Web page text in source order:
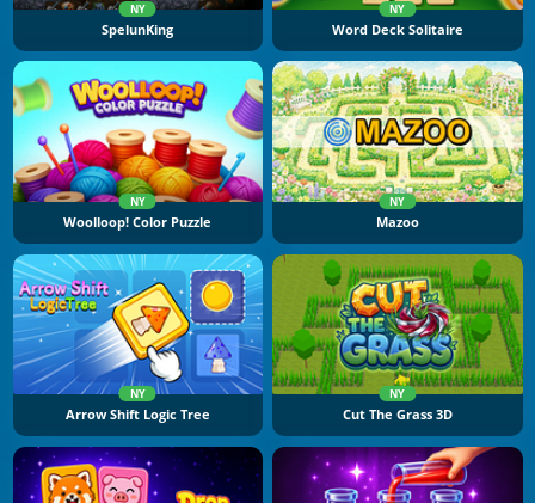
NY
SpelunKing
NY
Word Deck Solitaire
NY
Woolloop! Color Puzzle
NY
Mazoo
NY
Arrow Shift Logic Tree
NY
Cut The Grass 3D